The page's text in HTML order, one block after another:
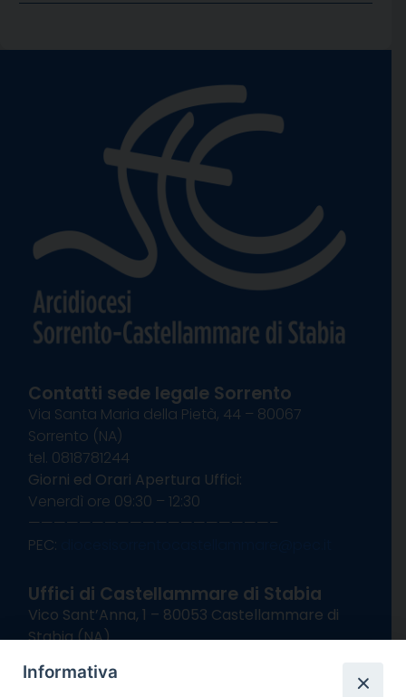
Contatti sede legale Sorrento
Via Santa Maria della Pietà, 44 – 80067
Sorrento (NA)
tel. 0818781244
Giorni ed Orari Apertura Uffici:
Venerdì ore 09:30 – 12:30
———————————————————–
PEC:
Uffici di Castellammare di Stabia
Vico Sant’Anna, 1 – 80053 Castellammare di
Stabia (NA)
Giorni ed Orari Apertura Uffici:
Informativa